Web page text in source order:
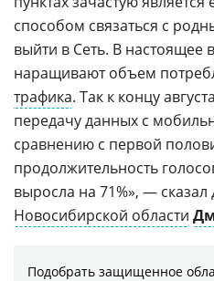
способом связаться с
выйти в Сеть. В настоящее
наращивают объем
трафика. Так к концу
передачу данных с
сравнению с первой
продолжительность
выросла на 71%», —
Новосибирской области
Подобрать защищенное